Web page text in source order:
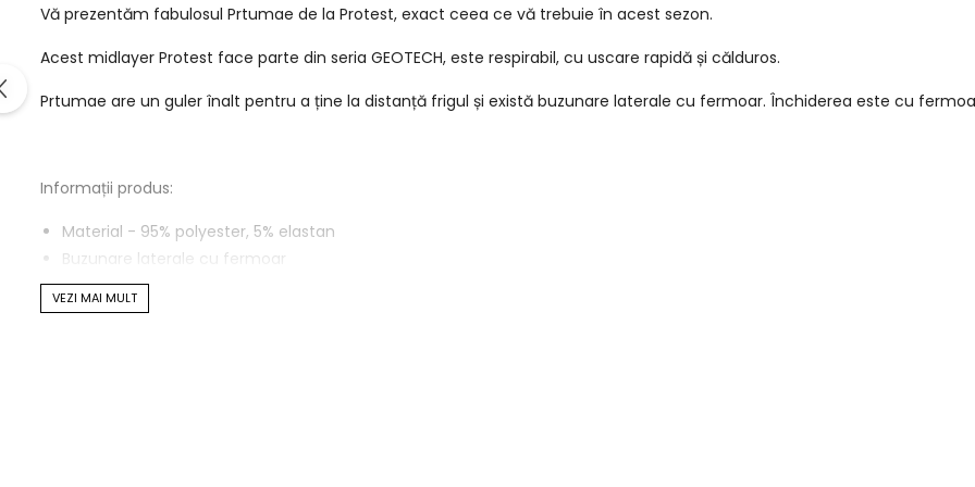
Vă prezentăm fabulosul Prtumae de la Protest, exact ceea ce vă trebuie în acest sezon.
Acest midlayer Protest face parte din seria GEOTECH, este respirabil, cu uscare rapidă și călduros.
Prtumae are un guler înalt pentru a ține la distanță frigul și există buzunare laterale cu fermoar. Închiderea este cu
Informații produs:
Material - 95% polyester, 5% elastan
Buzunare laterale cu fermoar
Închidere cu fermoar
Prtumae de la Protest, fă cunoștință cu noul tău midlayer-ul tău preferat.
VEZI MAI MULT